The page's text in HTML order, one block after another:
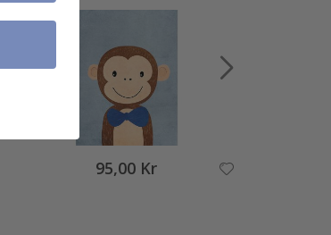
95,00 Kr